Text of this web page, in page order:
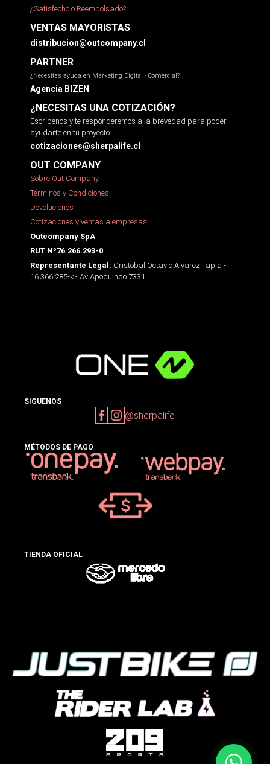
¿Satisfecho o Reembolsado?
VENTAS MAYORISTAS
distribucion@outcompany.cl
PARTNER
¿Necesitas ayuda en Marketing Digital - Comercial?
Agencia BIZEN
¿NECESITAS UNA COTIZACIÓN?
Escríbenos y te responderemos a la brevedad para poder
ayudarte en tu proyecto.
cotizaciones@sherpalife.cl
OUT COMPANY
Sobre Out Company
Términos y Condiciones
Devoluciones
Cotizaciones y ventas a empresas
Outcompany SpA
RUT Nº76.266.293-0
Representante Legal: Cristobal Octavio Alvarez Tapia -
16.366.285-k - Av Apoquindo 7331
SIGUENOS
@sherpalife
MÉTODOS DE PAGO
TIENDA OFICIAL